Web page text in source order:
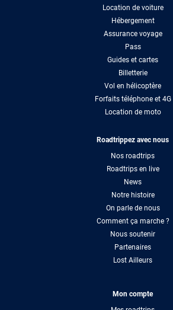
Location de voiture
Hébergement
Assurance voyage
Pass
Guides et cartes
Billetterie
Vol en hélicoptère
Forfaits téléphone et 4G
Location de moto
Roadtrippez avec nous
Nos roadtrips
Roadtrips en live
News
Notre histoire
On parle de nous
Comment ça marche ?
Nous soutenir
Partenaires
Lost Ailleurs
Mon compte